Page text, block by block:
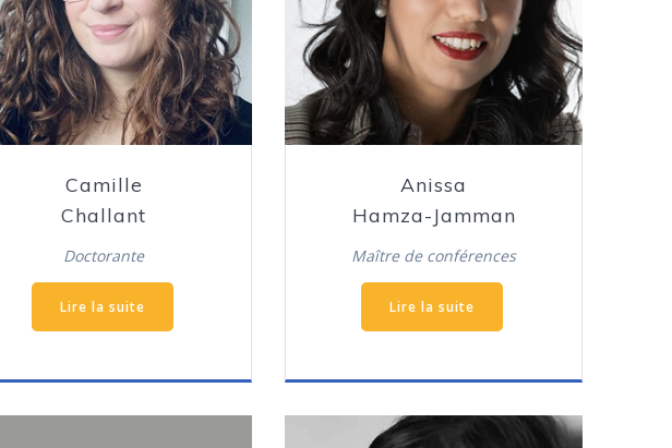
Camille
Challant
Doctorante
Lire la suite
Anissa
Hamza-Jamman
Maître de conférences
Lire la suite